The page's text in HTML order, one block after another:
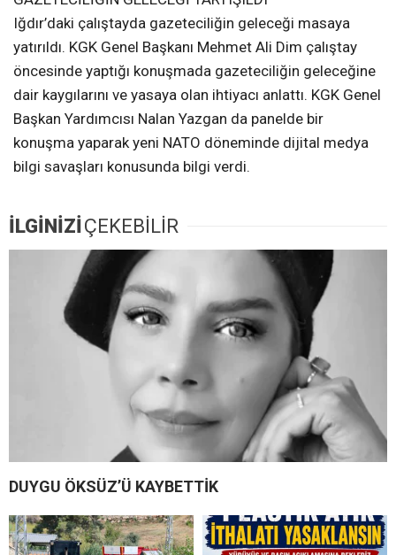
Iğdır’daki çalıştayda gazeteciliğin geleceği masaya
yatırıldı. KGK Genel Başkanı Mehmet Ali Dim çalıştay
öncesinde yaptığı konuşmada gazeteciliğin geleceğine
dair kaygılarını ve yasaya olan ihtiyacı anlattı. KGK Genel
Başkan Yardımcısı Nalan Yazgan da panelde bir
konuşma yaparak yeni NATO döneminde dijital medya
bilgi savaşları konusunda bilgi verdi.
İLGİNİZİÇEKEBİLİR
DUYGU ÖKSÜZ’Ü KAYBETTİK